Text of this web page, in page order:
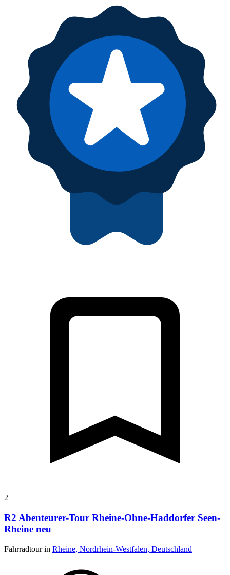
2
R2 Abenteurer-Tour Rheine-Ohne-Haddorfer Seen-
Rheine neu
Fahrradtour in Rheine, Nordrhein-Westfalen, Deutschland